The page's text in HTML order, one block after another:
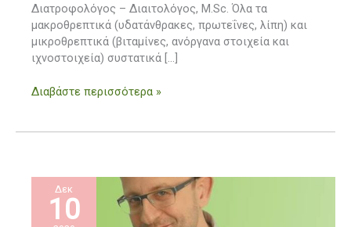
Διατροφολόγος – Διαιτολόγος, M.Sc. Όλα τα
μακροθρεπτικά (υδατάνθρακες, πρωτεΐνες, λίπη) και
μικροθρεπτικά (βιταμίνες, ανόργανα στοιχεία και
ιχνοστοιχεία) συστατικά […]
Διαβάστε περισσότερα »
Δεκ
10